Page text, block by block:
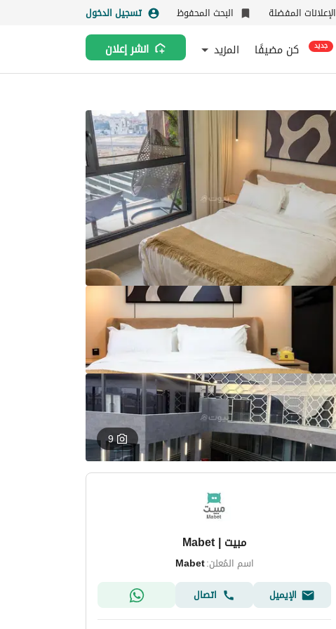
الإعلانات المفضلة البحث المحفوظ تسجيل الدخول
جديد كن مضيفًا المزيد انشر إعلان
9
مبيت | Mabet
اسم المُعلن:Mabet
الإيميل
اتصال